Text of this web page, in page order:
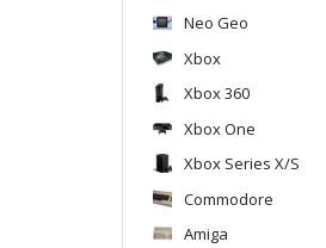
Neo Geo
Xbox
Xbox 360
Xbox One
Xbox Series X/S
Commodore
Amiga